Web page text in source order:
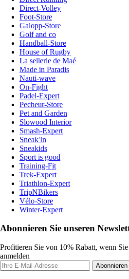
Direct-Volley
Foot-Store
Galopp-Store
Golf and co
Handball-Store
House of Rugby
La sellerie de Maé
Made in Paradis
Nauti-wave
On-Fight
Padel-Expert
Pecheur-Store
Pet and Garden
Slowood Interior
Smash-Expert
Sneak'In
Sneakids
Sport is good
Training-Fit
Trek-Expert
Triathlon-Expert
TripNBikers
Vélo-Store
Winter-Expert
Abonnieren Sie unseren
Profitieren Sie von 10% Rabatt, wenn
anmelden
Abonnieren